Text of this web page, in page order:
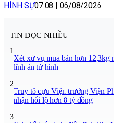
HÌNH SỰ07:08 06/08/2026
TIN ĐỌC NHIỀU
1
Xét xử vụ mua bán hơn 12,3kg
lĩnh án tử hình
2
Truy tố cựu Viện trưởng Viện
nhận hối lộ hơn 8 tỷ đồng
3